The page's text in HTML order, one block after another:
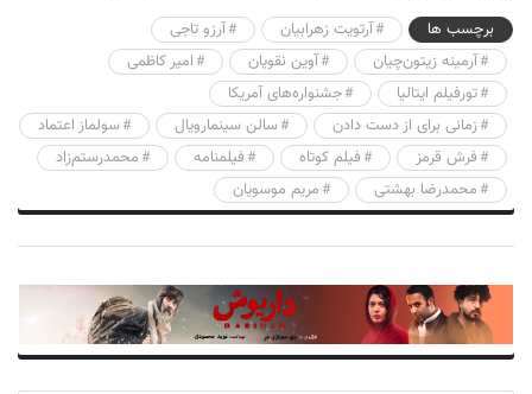
برچسب ها
آرتویت زهرابیان
آرزو تاجی
آرمینه زیتون‌چیان
آوین نقویان
امیر کاظمی
تورفیلم ایتالیا
جشنواره‌های آمریکا
زمانی برای از دست دادن
سالن سینمارویال
سولماز اعتماد
فرش قرمز
فیلم کوتاه فیلمنامه
محمدرستم‌زاد
محمدرضا بهشتی
مریم موسویان